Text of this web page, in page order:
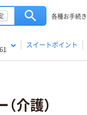
各種お手続き
スイートポイント
介護）